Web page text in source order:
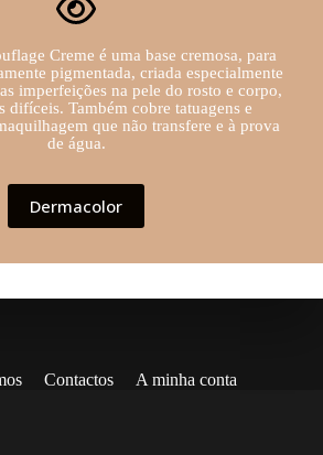
Creme é uma base cremosa, para
pigmentada, criada especialmente
imperfeições na pele do rosto e corpo,
difíceis. Também cobre tatuagens e
que não transfere e à prova
de água.
Dermacolor
Contactos
A minha conta